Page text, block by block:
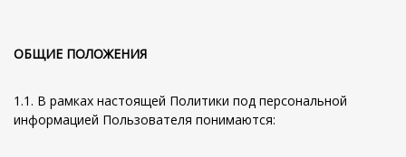
ОБЩИЕ ПОЛОЖЕНИЯ
1.1. В рамках настоящей Политики под персональной
информацией Пользователя понимаются: